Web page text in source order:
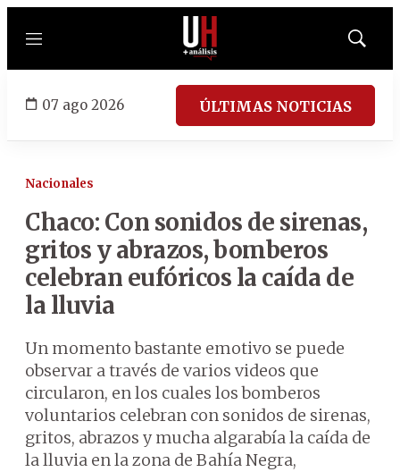
Menú
Mostrar
07 ago 2026 ÚLTIMAS NOTICIAS
Nacionales
Chaco: Con sonidos de sirenas,
gritos y abrazos, bomberos
celebran eufóricos la caída de
la lluvia
Un momento bastante emotivo se puede
observar a través de varios videos que
circularon, en los cuales los bomberos
voluntarios celebran con sonidos de sirenas,
gritos, abrazos y mucha algarabía la caída de
la lluvia en la zona de Bahía Negra,